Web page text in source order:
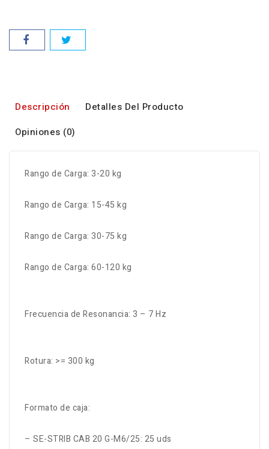
Descripción
Detalles Del Producto
Opiniones (0)
Rango de Carga: 3-20 kg
Rango de Carga: 15-45 kg
Rango de Carga: 30-75 kg
Rango de Carga: 60-120 kg
Frecuencia de Resonancia: 3 – 7 Hz
Rotura: >= 300 kg
Formato de caja:
– SE-STRIB CAB 20 G-M6/25: 25 uds